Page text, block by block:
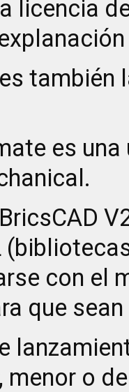
licencia
es
con el
que
menor o